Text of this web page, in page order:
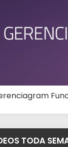
TODA